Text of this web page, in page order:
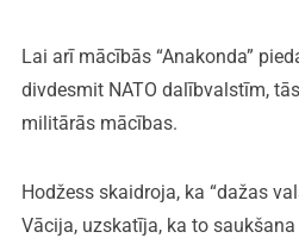
Lai arī mācībās “Anakonda”
divdesmit NATO dalībvalstīm,
militārās mācības.
Hodžess skaidroja, ka “dažas
Vācija, uzskatīja, ka to